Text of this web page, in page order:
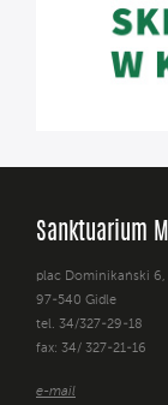
Sanktuarium
plac Dominikański 6,
97-540 Gidle
tel. 34/327-29-18
fax: 34/ 327-21-16
e-mail